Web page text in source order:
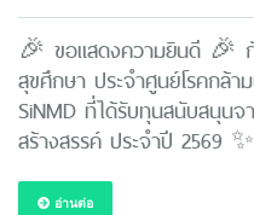
🎉 ขอแสดงความยินดี 🎉
สุขศึกษา ประจำศูนย์โรคกล้า
SiNMD ที่ได้รับทุนสนับสนุน
สร้างสรรค์ ประจำปี 2569 ✨
อ่านต่อ